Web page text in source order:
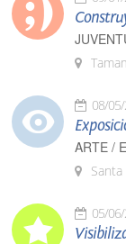
08/
ARTE /
05/